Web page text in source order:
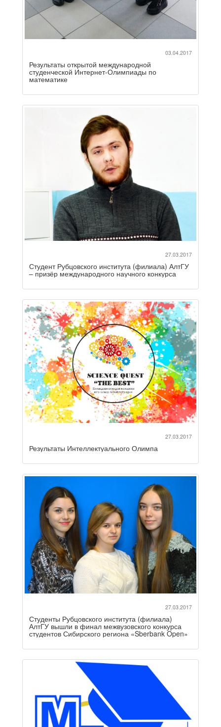
03.04.2017
Результаты открытой международной
студенческой Интернет-Олимпиады по
математике
27.03.2017
Студент Рубцовского института (филиала) АлтГУ
– призёр международного научного конкурса
27.03.2017
Результаты Интеллектуального Олимпа
27.03.2017
Студенты Рубцовского института (филиала)
АлтГУ вышли в финал межвузовского конкурса
студентов Сибирского региона «Sberbank Open»